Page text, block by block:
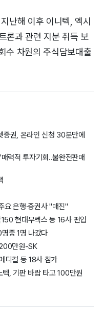
난해 이후 이니텍, 엑시
론과 관련 지분 취득 보
수 차원의 주식담보대출
증권, 온라인 신청 30분만에
력적 투자기회..불완전판매
요 은행·증권사 "매진"
현대무벡스 등 16사 편입
중 1명 나갔다
만원-SK
디컬 등 18사 참가
, 기판 바람 타고 100만원